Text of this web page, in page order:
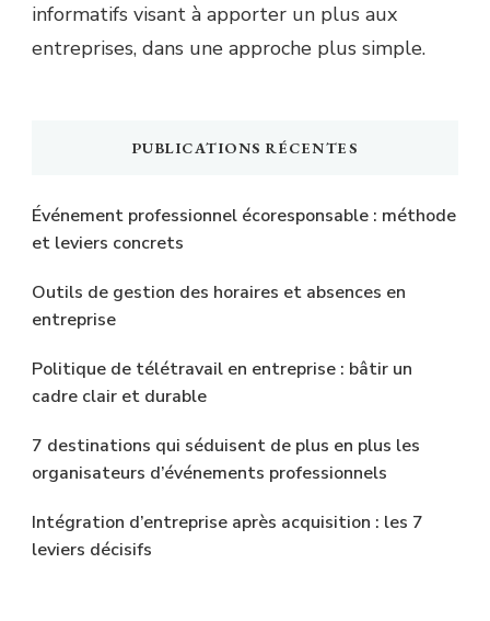
informatifs visant à apporter un plus aux
entreprises, dans une approche plus simple.
PUBLICATIONS RÉCENTES
Événement professionnel écoresponsable : méthode
et leviers concrets
Outils de gestion des horaires et absences en
entreprise
Politique de télétravail en entreprise : bâtir un
cadre clair et durable
7 destinations qui séduisent de plus en plus les
organisateurs d’événements professionnels
Intégration d’entreprise après acquisition : les 7
leviers décisifs